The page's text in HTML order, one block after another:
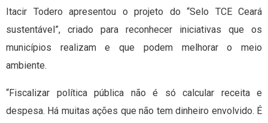
Itacir Todero apresentou o projeto do “Selo TCE Ceará
sustentável”, criado para reconhecer iniciativas que os
municípios realizam e que podem melhorar o meio
ambiente.
“Fiscalizar política pública não é só calcular receita e
despesa. Há muitas ações que não tem dinheiro envolvido. É